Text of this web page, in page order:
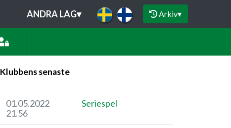
ANDRA LAG▾ Arkiv▾
Klubbens senaste
01.05.2022
21.56
Seriespel